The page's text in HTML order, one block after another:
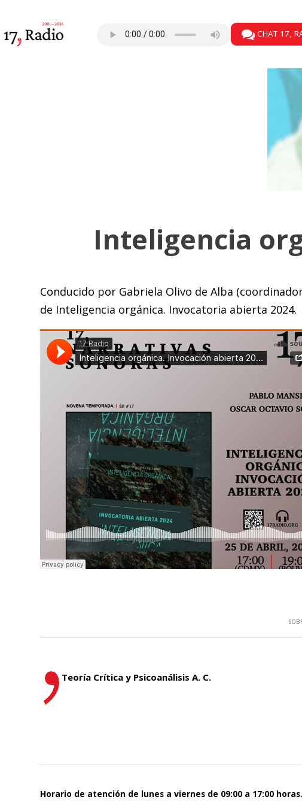
CHAT 17,
Inteligencia
Conducido por Gabriela Olivo de Alba
de Inteligencia orgánica. Invocatoria abierta 2024.
Teoría Crítica y Psicoanálisis A. C.
Horario de atención de lunes a viernes de 09:00 a 17:00 horas.